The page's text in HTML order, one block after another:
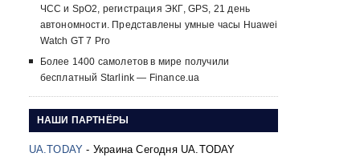
ЧСС и SpO2, регистрация ЭКГ, GPS, 21 день
автономности. Представлены умные часы Huawei
Watch GT 7 Pro
Более 1400 самолетов в мире получили
бесплатный Starlink — Finance.ua
НАШИ ПАРТНЁРЫ
UA.TODAY - Украина Сегодня UA.TODAY